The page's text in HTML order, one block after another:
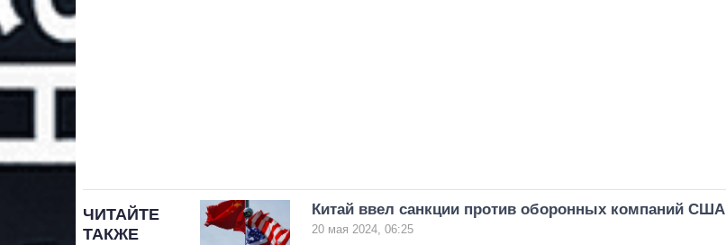
ЧИТАЙТЕ
ТАКЖЕ
Китай ввел санкции против оборонных компаний США
20 мая 2024, 06:25